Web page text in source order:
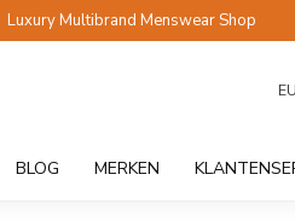
Luxury Multibrand Menswear Shop
BLOG MERKEN